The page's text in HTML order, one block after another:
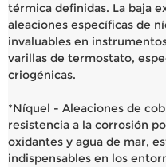
térmica definidas. La baja
aleaciones específicas de
invaluables en
varillas de termostato,
criogénicas.
*Níquel - Aleaciones de
resistencia a la corrosión
oxidantes y agua de mar,
indispensables en los